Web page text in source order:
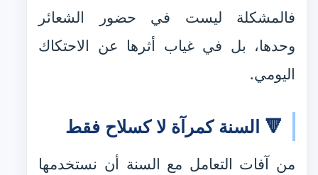
فالمشكلة ليست في حضور الشعائر
وحدها، بل في غياب أثرها عن الاحتكاك
اليومي.
🔻 السنة كمرآة لا كسلاح فقط
من آفات التعامل مع السنة أن نستخدمها